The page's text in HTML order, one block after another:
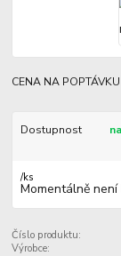
CENA NA POPTÁVKU
Dostupnost
/ks
Momentálně není
Číslo produktu:
Výrobce: